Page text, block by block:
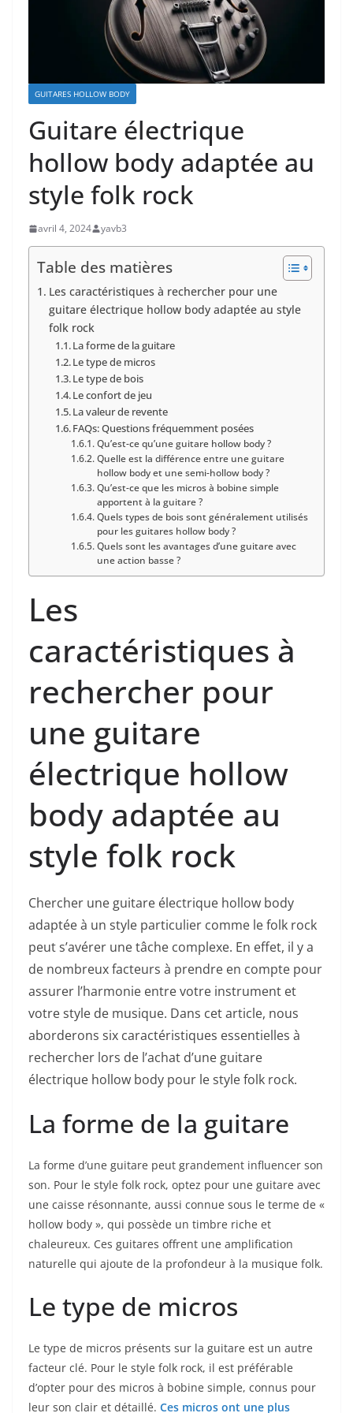
GUITARES HOLLOW BODY
Guitare électrique
hollow body adaptée au
style folk rock
avril 4, 2024 yavb3
Table des matières
Les caractéristiques à rechercher pour une
guitare électrique hollow body adaptée au style
folk rock
La forme de la guitare
Le type de micros
Le type de bois
Le confort de jeu
La valeur de revente
FAQs: Questions fréquemment posées
Qu’est-ce ​qu’une guitare hollow body ?
Quelle est la différence entre une guitare
hollow body et une semi-hollow body ?
Qu’est-ce que les micros à bobine simple
apportent à ⁣la guitare ?
Quels types de bois sont généralement utilisés
pour les guitares hollow body ?
Quels sont les avantages d’une guitare avec
une ​action basse ?
Les
caractéristiques à
rechercher pour
une guitare
électrique hollow
body adaptée au
style folk rock
Chercher une guitare électrique hollow body
adaptée à un style particulier comme le folk rock
peut s’avérer une tâche complexe. En effet, il y​ a
de‌ nombreux facteurs à prendre en compte pour
assurer l’harmonie entre votre instrument et
votre style ​de musique. Dans cet article, nous
aborderons six caractéristiques essentielles à
rechercher lors de l’achat ​d’une guitare
électrique hollow body pour le style folk rock.
La forme de la guitare
La forme d’une guitare peut grandement influencer son
son. Pour le style folk rock, optez pour une guitare avec
une caisse résonnante, aussi connue sous⁢ le terme de «
hollow​ body », qui ‍possède⁣ un timbre riche et
chaleureux. Ces guitares offrent une⁤ amplification
naturelle qui ajoute de la profondeur à ​la musique folk.
Le type de micros
Le type de micros présents sur la ‍guitare est⁣ un autre
facteur clé. Pour le style folk rock, il est préférable
d’opter pour des micros⁢ à bobine simple, connus pour
leur son clair et⁣ détaillé. Ces micros ont une plus